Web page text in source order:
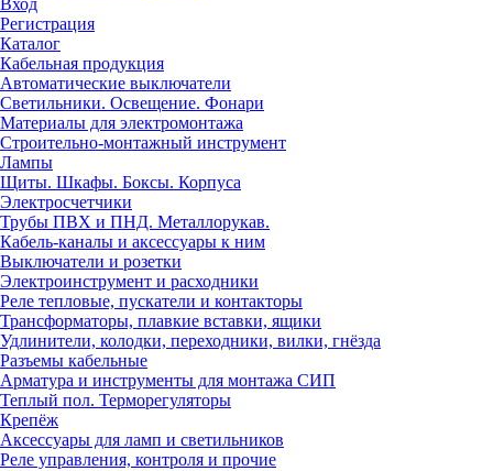
Вход
Регистрация
Каталог
Кабельная продукция
Автоматические выключатели
Светильники. Освещение. Фонари
Материалы для электромонтажа
Строительно-монтажный инструмент
Лампы
Щиты. Шкафы. Боксы. Корпуса
Электросчетчики
Трубы ПВХ и ПНД. Металлорукав.
Кабель-каналы и аксессуары к ним
Выключатели и розетки
Электроинструмент и расходники
Реле тепловые, пускатели и контакторы
Трансформаторы, плавкие вставки, ящики
Удлинители, колодки, переходники, вилки, гнёзда
Разъемы кабельные
Арматура и инструменты для монтажа СИП
Теплый пол. Терморегуляторы
Крепёж
Аксессуары для ламп и светильников
Реле управления, контроля и прочие